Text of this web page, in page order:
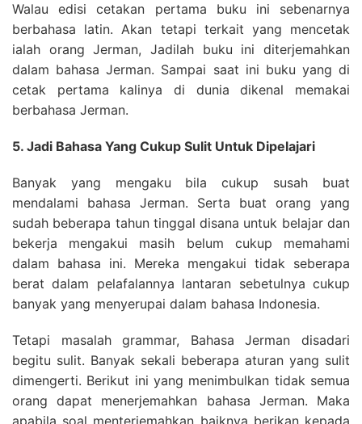
Walau edisi cetakan pertama buku ini sebenarnya
berbahasa latin. Akan tetapi terkait yang mencetak
ialah orang Jerman, Jadilah buku ini diterjemahkan
dalam bahasa Jerman. Sampai saat ini buku yang di
cetak pertama kalinya di dunia dikenal memakai
berbahasa Jerman.
5. Jadi Bahasa Yang Cukup Sulit Untuk Dipelajari
Banyak yang mengaku bila cukup susah buat
mendalami bahasa Jerman. Serta buat orang yang
sudah beberapa tahun tinggal disana untuk belajar dan
bekerja mengakui masih belum cukup memahami
dalam bahasa ini. Mereka mengakui tidak seberapa
berat dalam pelafalannya lantaran sebetulnya cukup
banyak yang menyerupai dalam bahasa Indonesia.
Tetapi masalah grammar, Bahasa Jerman disadari
begitu sulit. Banyak sekali beberapa aturan yang sulit
dimengerti. Berikut ini yang menimbulkan tidak semua
orang dapat menerjemahkan bahasa Jerman. Maka
apabila soal menterjemahkan baiknya berikan kepada